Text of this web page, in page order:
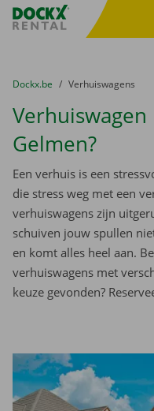
Fratello DEMO
U bevindt zich hier:
van
Dockx.be naar
Verhuiswagens
Gelmen?
Een verhuis is een
die stress weg met een
verhuiswagens zijn
schuiven jouw spullen
en komt alles heel aan.
verhuiswagens met
keuze gevonden?